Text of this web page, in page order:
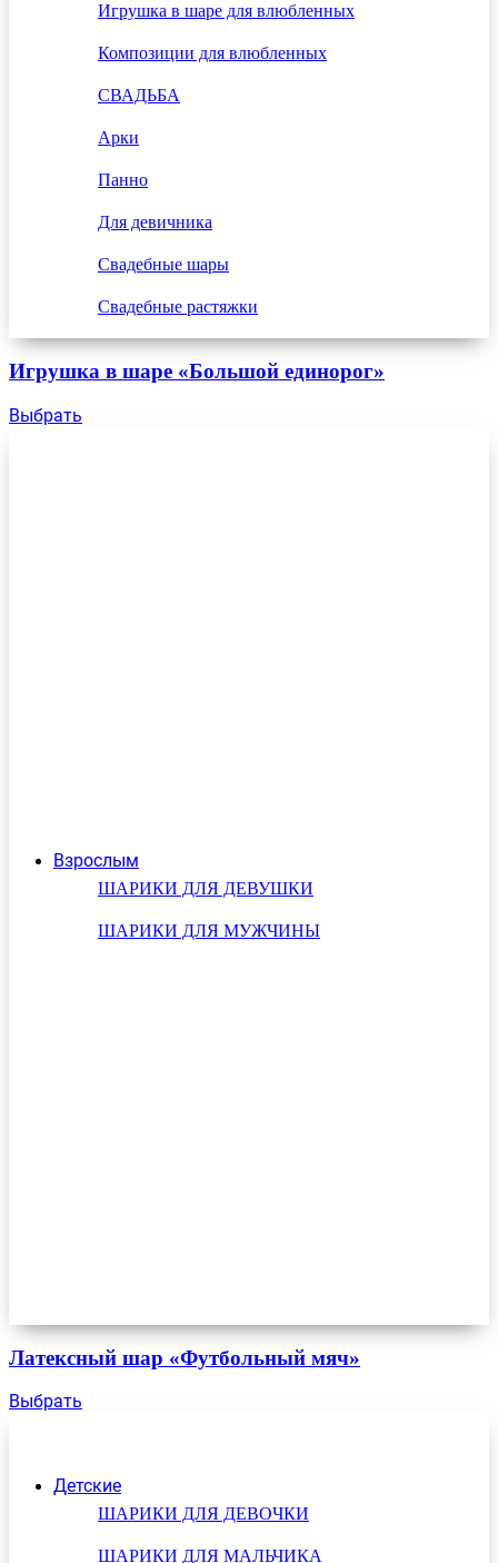
Игрушка в шаре для влюбленных
Композиции для влюбленных
СВАДЬБА
Арки
Панно
Для девичника
Свадебные шары
Свадебные растяжки
Взрослым
ШАРИКИ ДЛЯ ДЕВУШКИ
ШАРИКИ ДЛЯ МУЖЧИНЫ
Детские
ШАРИКИ ДЛЯ ДЕВОЧКИ
ШАРИКИ ДЛЯ МАЛЬЧИКА
Игрушка в шаре «Большой единорог»
Выбрать
Латексный шар «Футбольный мяч»
Выбрать